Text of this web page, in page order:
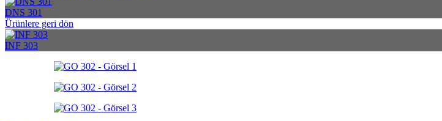
DNS 301
Ürünlere geri dön
INF 303